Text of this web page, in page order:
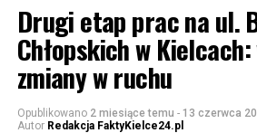
Drugi etap prac na ul.
Chłopskich w Kielcach:
zmiany w ruchu
Opublikowano 2 miesiące temu - 13 czerwca
Autor Redakcja FaktyKielce24.pl